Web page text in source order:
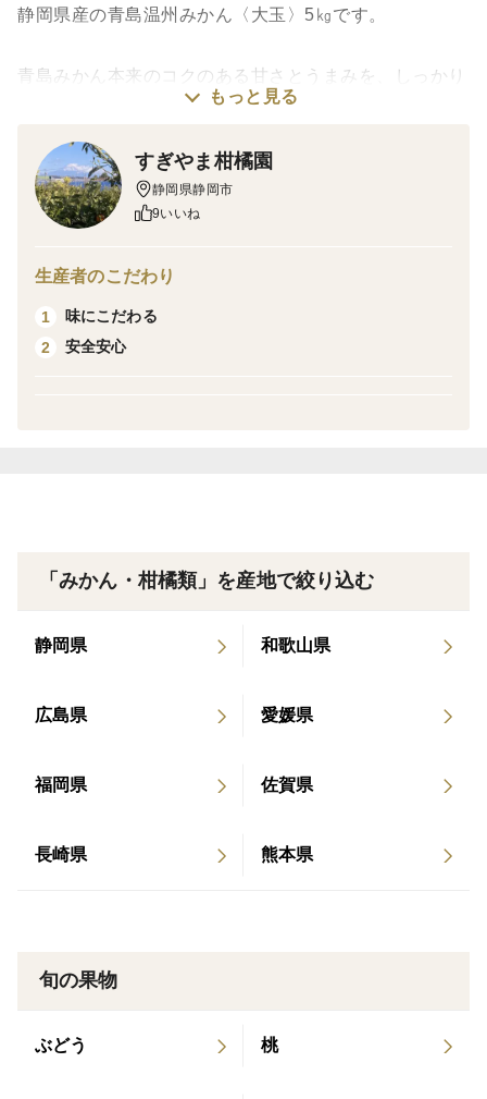
静岡県産の青島温州みかん〈大玉〉5㎏です。
青島みかん本来のコクのある甘さとうまみを、しっかり
楽しんでいただける大玉果だけを集めました。
昨年の秋は雨が少なく、樹にとっては厳しい条件でした
が、
その分、糖分がしっかりのった、味の濃いみかんに仕上
お届けするのは、3L～4Lサイズ（直径8cm以上）の大き
な青島みかん。
1個でも満足感があり、食べ応えは抜群です。
・甘さの中にほどよい酸味があり、とてもジューシーで
・早生みかんとは違う、青島温州特有のうまみとコク
甘さだけでなく、コクやうまみ、後味の厚みを感じやす
栽培・生産のこだわり
→ 大玉でも雑味のない、素直な味のみをお届けしま
もっと見る
すぎやま柑橘園
静岡県静岡市
9いいね
生産者のこだわり
1
味にこだわる
2
安全安心
「みかん・柑橘類」を産地で絞り込む
静岡県 和歌山県
広島県 愛媛県
福岡県 佐賀県
長崎県 熊本県
旬の果物
ぶどう 桃